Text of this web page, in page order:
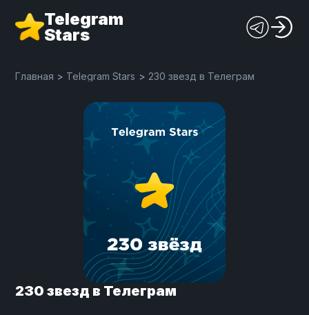
Telegram
Stars
Главная > Telegram Stars > 230 звезд в Телеграм
230 звезд в Телеграм